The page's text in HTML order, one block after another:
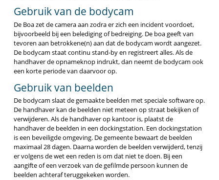
Gebruik van de bodycam
De Boa zet de camera aan zodra er zich een incident voordoet,
bijvoorbeeld bij een belediging of bedreiging. De boa geeft van
tevoren aan betrokkene(n) aan dat de bodycam wordt aangezet.
De bodycam staat continu stand-by en registreert alles. Als de
handhaver de opnameknop indrukt, dan neemt de bodycam ook
een korte periode van daarvoor op.
Gebruik van beelden
De bodycam slaat de gemaakte beelden met speciale software op.
De handhaver kan de beelden niet meteen op straat bekijken of
verwijderen. Als de handhaver op kantoor is, plaatst de
handhaver de beelden in een dockingstation. Een dockingstation
is een beveiligde omgeving. De gemeente bewaart de beelden
maximaal 28 dagen. Daarna worden de beelden verwijderd, tenzij
er volgens de wet een reden is om dat niet te doen. Bij een
aangifte of een verzoek van de gefilmde persoon kunnen de
beelden achteraf teruggekeken worden.